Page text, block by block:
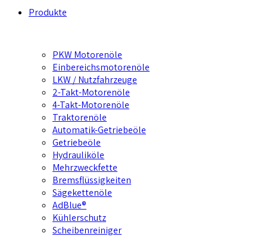
Produkte
PKW Motorenöle
Einbereichsmotorenöle
LKW / Nutzfahrzeuge
2-Takt-Motorenöle
4-Takt-Motorenöle
Traktorenöle
Automatik-Getriebeöle
Getriebeöle
Hydrauliköle
Mehrzweckfette
Bremsflüssigkeiten
Sägekettenöle
AdBlue®
Kühlerschutz
Scheibenreiniger